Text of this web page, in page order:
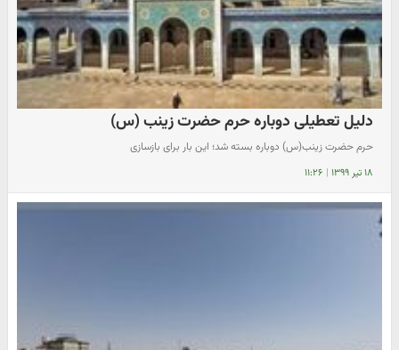
دلیل تعطیلی دوباره حرم حضرت زینب (س)
حرم حضرت زینب(س) دوباره بسته شد؛ این بار برای بازسازی
۱۸ تیر ۱۳۹۹ | ۱۱:۲۶